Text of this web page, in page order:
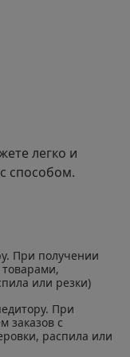
в
легко и
способом.
При получении
товарами,
или резки)
При
заказов с
распила или